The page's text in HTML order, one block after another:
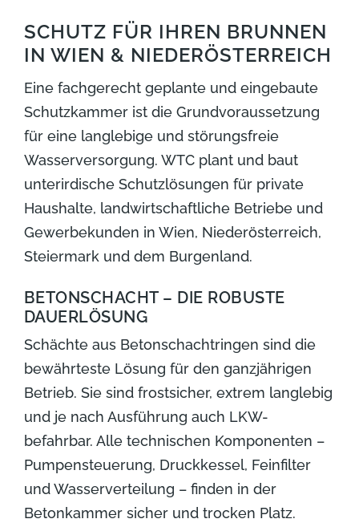
SCHUTZ FÜR IHREN BRUNNEN
IN WIEN & NIEDERÖSTERREICH
Eine fachgerecht geplante und eingebaute
Schutzkammer ist die Grundvoraussetzung
für eine langlebige und störungsfreie
Wasserversorgung. WTC plant und baut
unterirdische Schutzlösungen für private
Haushalte, landwirtschaftliche Betriebe und
Gewerbekunden in Wien, Niederösterreich,
Steiermark und dem Burgenland.
BETONSCHACHT – DIE ROBUSTE
DAUERLÖSUNG
Schächte aus Betonschachtringen sind die
bewährteste Lösung für den ganzjährigen
Betrieb. Sie sind frostsicher, extrem langlebig
und je nach Ausführung auch LKW-
befahrbar. Alle technischen Komponenten –
Pumpensteuerung, Druckkessel, Feinfilter
und Wasserverteilung – finden in der
Betonkammer sicher und trocken Platz.